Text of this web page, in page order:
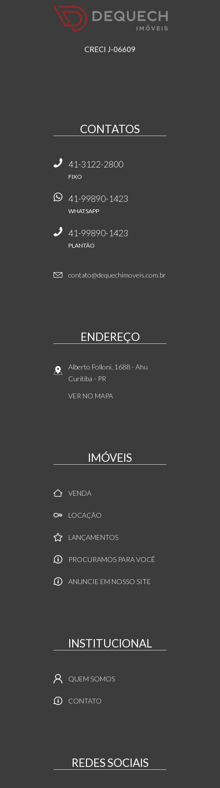
CRECI J-06609
CONTATOS
41-3122-2800
FIXO
41-99890-1423
WHATSAPP
41-99890-1423
PLANTÃO
contato@dequechimoveis.com.br
ENDEREÇO
Alberto Folloni, 1688- Ahu
Curitiba - PR
VER NO MAPA
IMÓVEIS
VENDA
LOCAÇÃO
LANÇAMENTOS
PROCURAMOS PARA VOCÊ
ANUNCIE EM NOSSO SITE
INSTITUCIONAL
QUEM SOMOS
CONTATO
REDES SOCIAIS